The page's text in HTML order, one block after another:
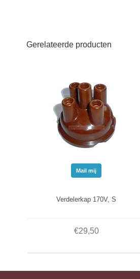
Gerelateerde producten
Mail mij
Verdelerkap 170V, S
€29,50